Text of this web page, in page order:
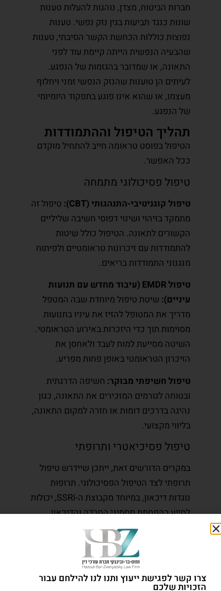
חברות הביטוח, מצדן, נוהגות להעלות טענות
שונות כנגד תביעות בגין נזק נפשי. טענות
נפוצות כוללות הכחשת הקשר הסיבתי, טענות
שהבעיה הנפשית הייתה קיימת עוד לפני
התאונה, או שמדובר בהגזמות של הנפגע.
לעיתים הן טוענות שהנזק הנפשי זמני ויחלוף
מעצמו, או שהוא אינו פוגע בתפקוד היומיומי
של הנפגע.
תהליך הטיפול וההתמודדות
הטיפול בפוסט טראומה חייב להתחיל מוקדם
ככל האפשר.
טיפול פסיכולוגי מתמחה
טיפול קוגניטיבי-התנהגותי (CBT):
טיפול זה
מתמקד בזיהוי ושינוי דפוסי חשיבה שליליים
הקשורים לתאונה. הטיפול כולל שיטות
להתמודדות עם זיכרונות טראומטיים ולפיתוח
מנגנוני התמודדות בריאים.
טיפול EMDR (עיבוד מחדש עם תנועות
עיניים): שיטת טיפול מיוחדת שבה המטפל
מדריך את המטופל להזיז את עיניו בתנועות
מסוימות תוך כדי היזכרות באירוע הטראומטי.
השיטה מסייעת למוח לעבד ולאחסן את
הזיכרון הטראומטי באופן פחות מפריע.
טיפול חשיפתי מבוקר: חשיפה הדרגתית
ובטוחה לגורמים המזכירים את התאונה, כגון
נהיגה בדרכים דומות או חזרה למקום התאונה,
בליווי מקצועי.
טיפול פסיכיאטרי ותרופתי
במקרים הדורשים זאת, ייתכן שיידרש טיפול
תרופתי לצד הטיפול הפסיכולוגי. תרופות
נוגדות דיכאון, במיוחד מקבוצת ה-SSRI, יכולות
לסייע בהפחתת תסמיני החרדה והדיכאון
הנלווים לפוסט טראומה.
שיקום והתמודדות
השיקום הנפשי כולל למידת טכניקות הרגעה
כגון תרגולי נשימה, מדיטציה ומיינדפולנס.
צרו קשר לפגישת ייעוץ ותנו לנו להילחם עבור
הזכויות שלכם